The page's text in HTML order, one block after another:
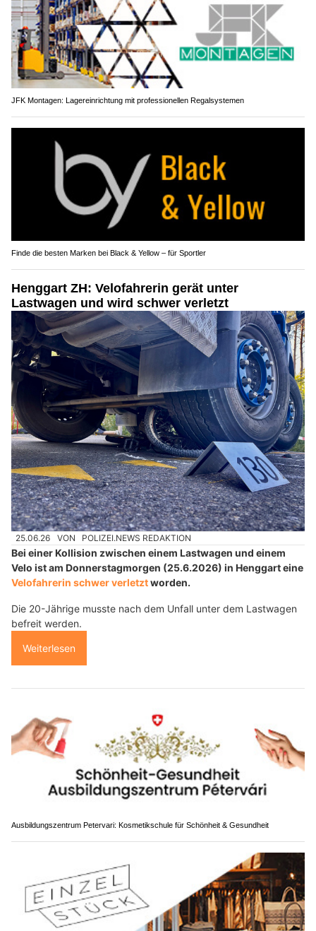
JFK Montagen: Lagereinrichtung mit professionellen Regalsystemen
Finde die besten Marken bei Black & Yellow – für Sportler
Henggart ZH: Velofahrerin gerät unter
Lastwagen und wird schwer verletzt
25.06.26 VON POLIZEI.NEWS REDAKTION
Bei einer Kollision zwischen einem Lastwagen und einem
Velo ist am Donnerstagmorgen (25.6.2026) in Henggart eine
Velofahrerin schwer verletztworden.
Die 20-Jährige musste nach dem Unfall unter dem Lastwagen
befreit werden.
Weiterlesen
Ausbildungszentrum Petervari: Kosmetikschule für Schönheit & Gesundheit